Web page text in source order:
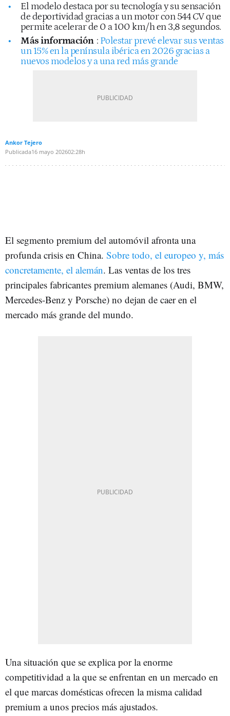
El modelo destaca por su tecnología y su sensación
de deportividad gracias a un motor con 544 CV que
permite acelerar de 0 a 100 km/h en 3,8 segundos.
Más información : Polestar prevé elevar sus ventas
un 15% en la península ibérica en 2026 gracias a
nuevos modelos y a una red más grande
Ankor Tejero
Publicada16 mayo 202602:28h
El segmento premium del automóvil afronta una
profunda crisis en China. Sobre todo, el europeo y, más
concretamente, el alemán. Las ventas de los tres
principales fabricantes premium alemanes (Audi, BMW,
Mercedes-Benz y Porsche) no dejan de caer en el
mercado más grande del mundo.
Una situación que se explica por la enorme
competitividad a la que se enfrentan en un mercado en
el que marcas domésticas ofrecen la misma calidad
premium a unos precios más ajustados.